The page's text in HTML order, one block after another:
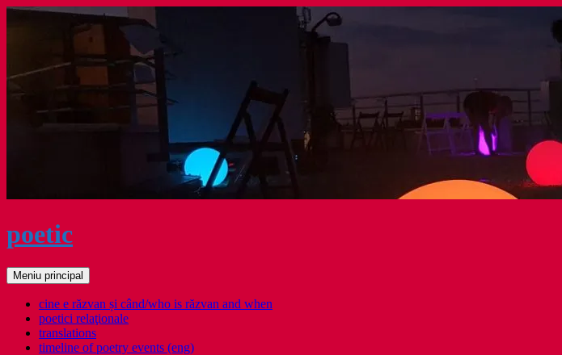
Sari
poetic
Caută
Meniu principal
cine e răzvan și când/who is răzvan and when
poetici relaţionale
translations
timeline of poetry events (eng)